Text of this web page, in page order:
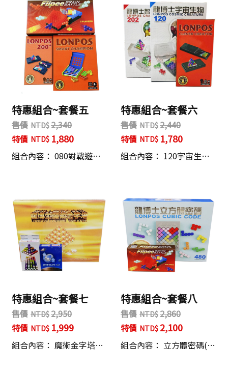
特惠組合~套餐五
售價
2,340
特價
1,880
組合內容： 080對戰遊…
特惠組合~套餐六
售價
2,440
特價
1,780
組合內容： 120宇宙生…
特惠組合~套餐七
售價
2,950
特價
1,999
組合內容： 魔術金字塔…
特惠組合~套餐八
售價
2,860
特價
2,100
組合內容： 立方體密碼(…